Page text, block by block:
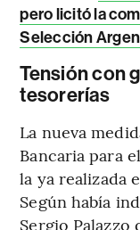
pero licitó la
Selección
Tensión con
tesorerías
La nueva
Bancaria para
la ya realizada
Según había
Sergio